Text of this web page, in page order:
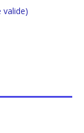
valide)